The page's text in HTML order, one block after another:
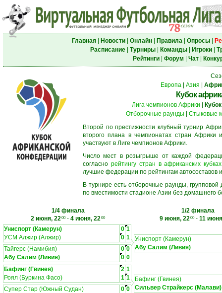
Главная| Новости| Онлайн| Правила| Опросы|
Расписание| Турниры| Команды| Игроки|
Рейтинги| Форум Чат|
Европа
Азия
Кубок
Лига чемпионов Африки
Отборочные раунды
Стыковые
Второй по престижности клубный турнир
второго плана в чемпионатах стран Африки
участвуют в Лиге чемпионов Африки.
Число мест в розыгрыше от каждой
согласно рейтингу стран в африканских кубках
лучшие федерации по рейтингам автосоставов
В турнире есть отборочные раунды,
по вместимости стадионе Азии без домашнего
1/4 финала
2 июня, 2200- 4 июня, 2200
1/2 финала
9 июня, 2200- 11
Униспорт (Камерун)
0 1
УСМ Алжир (Алжир)
0 1
Тайгерс (Намибия)
0 0
Абу Салим (Ливия)
0 0
Униспорт (Камерун)
Абу Салим (Ливия)
Бафинг (Гвинея) 2 1
Роял (Буркина Фасо)
1 1
Супер Стар (Южный Судан)
0 0
Бафинг (Гвинея)
Сильвер Страйкерс (Малави)